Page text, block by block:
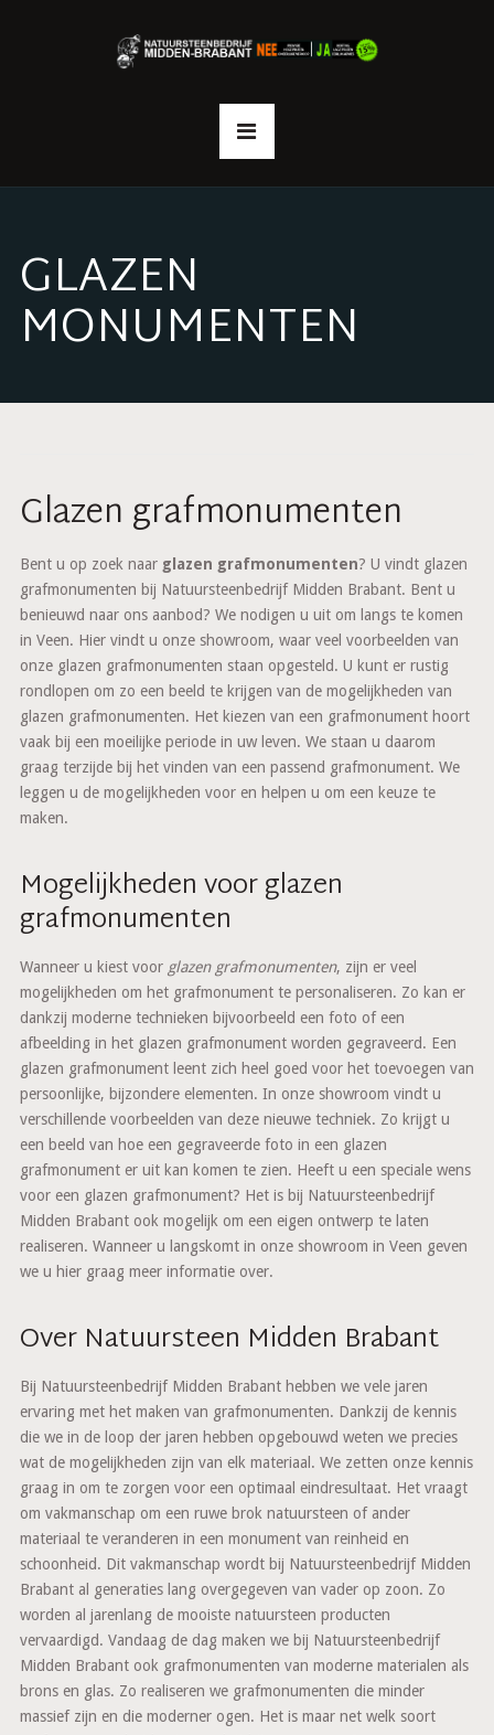
GLAZEN
MONUMENTEN
Glazen grafmonumenten
Bent u op zoek naar glazen grafmonumenten? U vindt glazen
grafmonumenten bij Natuursteenbedrijf Midden Brabant. Bent u
benieuwd naar ons aanbod? We nodigen u uit om langs te komen
in Veen. Hier vindt u onze showroom, waar veel voorbeelden van
onze glazen grafmonumenten staan opgesteld. U kunt er rustig
rondlopen om zo een beeld te krijgen van de mogelijkheden van
glazen grafmonumenten. Het kiezen van een grafmonument hoort
vaak bij een moeilijke periode in uw leven. We staan u daarom
graag terzijde bij het vinden van een passend grafmonument. We
leggen u de mogelijkheden voor en helpen u om een keuze te
maken.
Mogelijkheden voor glazen
grafmonumenten
Wanneer u kiest voor glazen grafmonumenten, zijn er veel
mogelijkheden om het grafmonument te personaliseren. Zo kan er
dankzij moderne technieken bijvoorbeeld een foto of een
afbeelding in het glazen grafmonument worden gegraveerd. Een
glazen grafmonument leent zich heel goed voor het toevoegen van
persoonlijke, bijzondere elementen. In onze showroom vindt u
verschillende voorbeelden van deze nieuwe techniek. Zo krijgt u
een beeld van hoe een gegraveerde foto in een glazen
grafmonument er uit kan komen te zien. Heeft u een speciale wens
voor een glazen grafmonument? Het is bij Natuursteenbedrijf
Midden Brabant ook mogelijk om een eigen ontwerp te laten
realiseren. Wanneer u langskomt in onze showroom in Veen geven
we u hier graag meer informatie over.
Over Natuursteen Midden Brabant
Bij Natuursteenbedrijf Midden Brabant hebben we vele jaren
ervaring met het maken van grafmonumenten. Dankzij de kennis
die we in de loop der jaren hebben opgebouwd weten we precies
wat de mogelijkheden zijn van elk materiaal. We zetten onze kennis
graag in om te zorgen voor een optimaal eindresultaat. Het vraagt
om vakmanschap om een ruwe brok natuursteen of ander
materiaal te veranderen in een monument van reinheid en
schoonheid. Dit vakmanschap wordt bij Natuursteenbedrijf Midden
Brabant al generaties lang overgegeven van vader op zoon. Zo
worden al jarenlang de mooiste natuursteen producten
vervaardigd. Vandaag de dag maken we bij Natuursteenbedrijf
Midden Brabant ook grafmonumenten van moderne materialen als
brons en glas. Zo realiseren we grafmonumenten die minder
massief zijn en die moderner ogen. Het is maar net welk soort